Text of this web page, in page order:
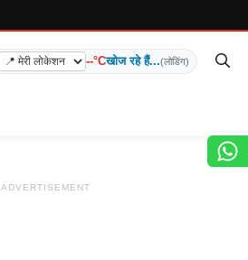
--°Cखोज रहे हैं...(लोडिंग)
ADVERTISEMENT